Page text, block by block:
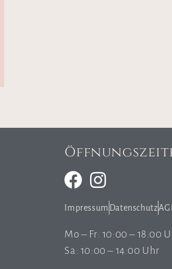
Impressum Datenschutz
Mo – Fr: 10:00 – 18:00
Sa: 10:00 – 14:00 Uhr